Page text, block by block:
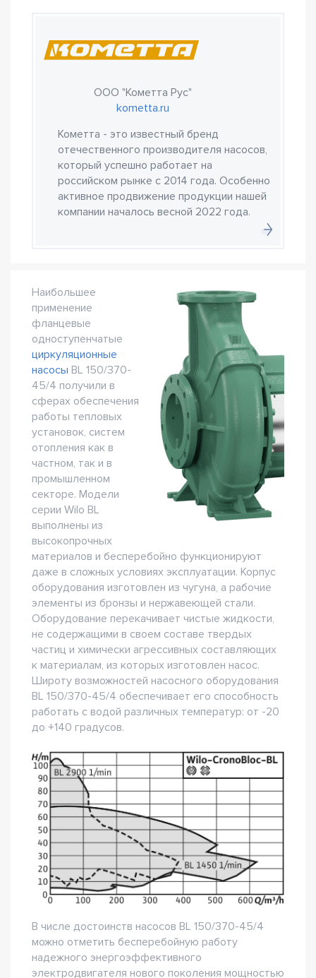
ООО "Кометта Рус"
kometta.ru
Кометта - это известный бренд
отечественного производителя насосов,
который успешно работает на
российском рынке с 2014 года. Особенно
активное продвижение продукции нашей
компании началось весной 2022 года.
Наибольшее
применение
фланцевые
одноступенчатые
циркуляционные
насосы BL 150/370-
45/4 получили в
сферах обеспечения
работы тепловых
установок, систем
отопления как в
частном, так и в
промышленном
секторе. Модели
серии Wilo BL
выполнены из
высокопрочных
материалов и бесперебойно функционируют
даже в сложных условиях эксплуатации. Корпус
оборудования изготовлен из чугуна, а рабочие
элементы из бронзы и нержавеющей стали.
Оборудование перекачивает чистые жидкости,
не содержащими в своем составе твердых
частиц и химически агрессивных составляющих
к материалам, из которых изготовлен насос.
Широту возможностей насосного оборудования
BL 150/370-45/4 обеспечивает его способность
работать с водой различных температур: от -20
до +140 градусов.
В числе достоинств насосов BL 150/370-45/4
можно отметить бесперебойную работу
надежного энергоэффективного
электродвигателя нового поколения мощностью